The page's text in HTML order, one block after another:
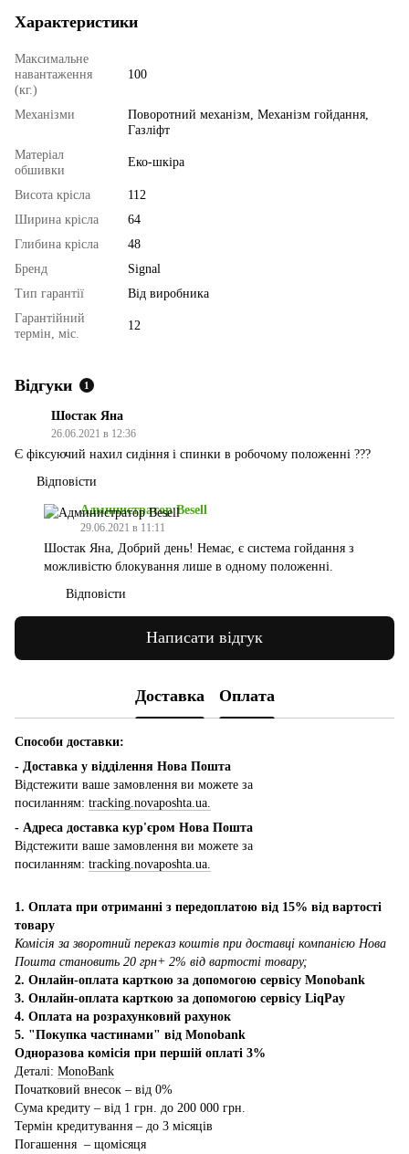
Характеристики
Максимальне
навантаження
(кг.)
100
Механізми
Поворотний механізм, Механізм гойдання,
Газліфт
Матеріал
обшивки
Еко-шкіра
Висота крісла
112
Ширина крісла
64
Глибина крісла
48
Бренд
Signal
Тип гарантії
Від виробника
Гарантійний
термін, міс.
12
Відгуки 1
Шостак Яна
26.06.2021 в 12:36
Є фіксуючий нахил сидіння і спинки в робочому положенні ???
Відповісти
Администратор Besell
29.06.2021 в 11:11
Шостак Яна, Добрий день! Немає, є система гойдання з
можливістю блокування лише в одному положенні.
Відповісти
Написати відгук
Доставка Оплата
Способи доставки:
- Доставка у відділення Нова Пошта
Відстежити ваше замовлення ви можете за
посиланням: tracking.novaposhta.ua.
- Адреса доставка кур'єром Нова Пошта
Відстежити ваше замовлення ви можете за
посиланням: tracking.novaposhta.ua.
1. Оплата при отриманні з передоплатою від 15% від вартості
товару
Комісія за зворотний переказ коштів при доставці компанією Нова
Пошта становить 20 грн+ 2% від вартості товару;
2. Онлайн-оплата карткою за допомогою сервісу Monobank
3. Онлайн-оплата карткою за допомогою сервісу LiqPay
4. Оплата на розрахунковий рахунок
5. "Покупка частинами" від Monobank
Одноразова комісія при першій оплаті 3%
Деталі: MonoBank
Початковий внесок – від 0%
Сума кредиту – від 1 грн. до 200 000 грн.
Термін кредитування – до 3 місяців
Погашення – щомісяця